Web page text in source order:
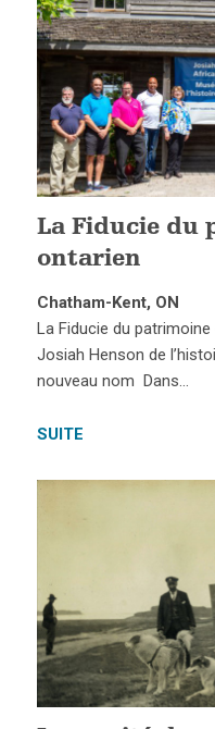
La Fiducie du
ontarien
Chatham-Kent, ON
La Fiducie du
Josiah Henson de
nouveau nom Dans…
SUITE